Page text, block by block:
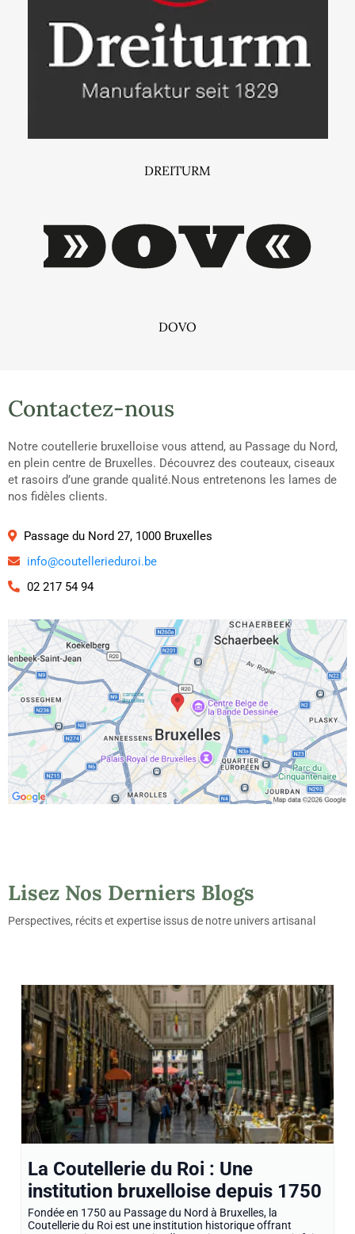
DREITURM
DOVO
Contactez-nous
Notre coutellerie bruxelloise vous attend, au Passage du Nord,
en plein centre de Bruxelles. Découvrez des couteaux, ciseaux
et rasoirs d’une grande qualité.Nous entretenons les lames de
nos fidèles clients.
Passage du Nord 27, 1000 Bruxelles
info@coutellerieduroi.be
02 217 54 94
Lisez Nos Derniers Blogs
Perspectives, récits et expertise issus de notre univers artisanal
La Coutellerie du Roi : Une
institution bruxelloise depuis 1750
Fondée en 1750 au Passage du Nord à Bruxelles, la
Coutellerie du Roi est une institution historique offrant